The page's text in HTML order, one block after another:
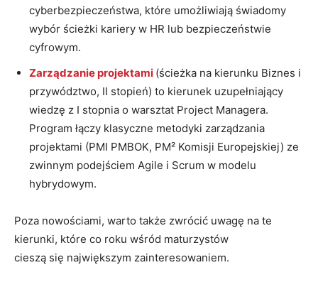
cyberbezpieczeństwa, które umożliwiają świadomy
wybór ścieżki kariery w HR lub bezpieczeństwie
cyfrowym.
Zarządzanie projektami (ścieżka na kierunku Biznes i
przywództwo, II stopień) to kierunek uzupełniający
wiedzę z I stopnia o warsztat Project Managera.
Program łączy klasyczne metodyki zarządzania
projektami (PMI PMBOK, PM² Komisji Europejskiej) ze
zwinnym podejściem Agile i Scrum w modelu
hybrydowym.
Poza nowościami, warto także zwrócić uwagę na te
kierunki, które co roku wśród maturzystów
cieszą się największym zainteresowaniem.